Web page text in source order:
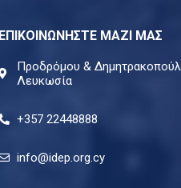
ΕΠΙΚΟΙΝΩΝΗΣΤΕ ΜΑΖΙ ΜΑΣ
Προδρόμου &
Λευκωσία
+357 22448888
info@idep.org.cy